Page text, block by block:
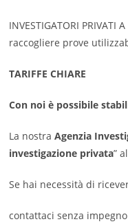
INVESTIGATORI
raccogliere prove
TARIFFE CHIARE
Con noi è possibile
La nostraAgenzia
investigazione privata”
Se hai necessità di
contattaci senza